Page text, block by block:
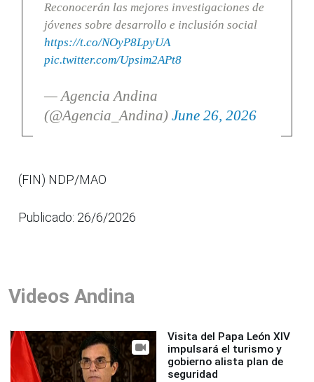
Reconocerán las mejores investigaciones de
jóvenes sobre desarrollo e inclusión social
https://t.co/NOyP8LpyUA
pic.twitter.com/Upsim2APt8
— Agencia Andina
(@Agencia_Andina) June 26, 2026
(FIN) NDP/MAO
Publicado: 26/6/2026
Videos Andina
Visita del Papa León XIV
impulsará el turismo y
gobierno alista plan de
seguridad